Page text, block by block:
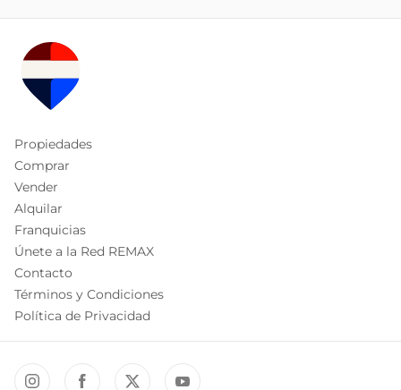
Propiedades
Comprar
Vender
Alquilar
Franquicias
Únete a la Red REMAX
Contacto
Términos y Condiciones
Política de Privacidad